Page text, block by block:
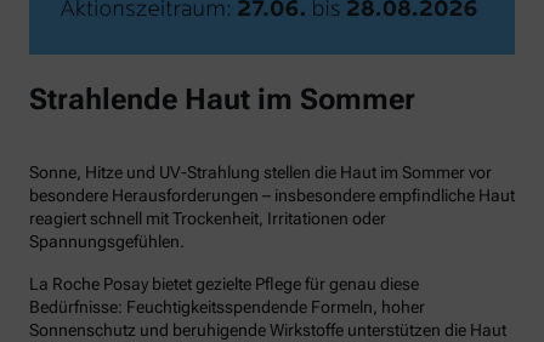
Strahlende Haut im Sommer
Sonne, Hitze und UV-Strahlung stellen die Haut im Sommer vor
besondere Herausforderungen – insbesondere empfindliche Haut
reagiert schnell mit Trockenheit, Irritationen oder
Spannungsgefühlen.
La Roche Posay bietet gezielte Pflege für genau diese
Bedürfnisse: Feuchtigkeitsspendende Formeln, hoher
Sonnenschutz und beruhigende Wirkstoffe unterstützen die Haut